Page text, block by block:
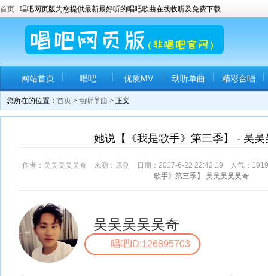
首页 | 唱吧网页版为您提供最新最好听的唱吧歌曲在线收听及免费下载
网站首页 唱吧 优质MV 动听单曲 精彩合唱
您所在的位置： 首页 > 动听单曲 > 正文
她说【《我是歌手》第三季】 - 吴吴
作者：吴吴吴吴吴奇 来源：原创 日期：2017-6-22 22:42:19 人气： 1919
歌手》第三季】
吴吴吴吴吴奇
吴吴吴吴吴奇
唱吧ID:126895703